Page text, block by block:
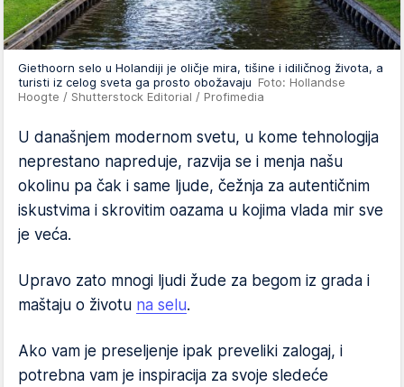
Giethoorn selo u Holandiji je oličje mira, tišine i idiličnog života, a
turisti iz celog sveta ga prosto obožavaju Foto: Hollandse
Hoogte / Shutterstock Editorial / Profimedia
U današnjem modernom svetu, u kome tehnologija
neprestano napreduje, razvija se i menja našu
okolinu pa čak i same ljude, čežnja za autentičnim
iskustvima i skrovitim oazama u kojima vlada mir sve
je veća.
Upravo zato mnogi ljudi žude za begom iz grada i
maštaju o životu na selu.
Ako vam je preseljenje ipak preveliki zalogaj, i
potrebna vam je inspiracija za svoje sledeće